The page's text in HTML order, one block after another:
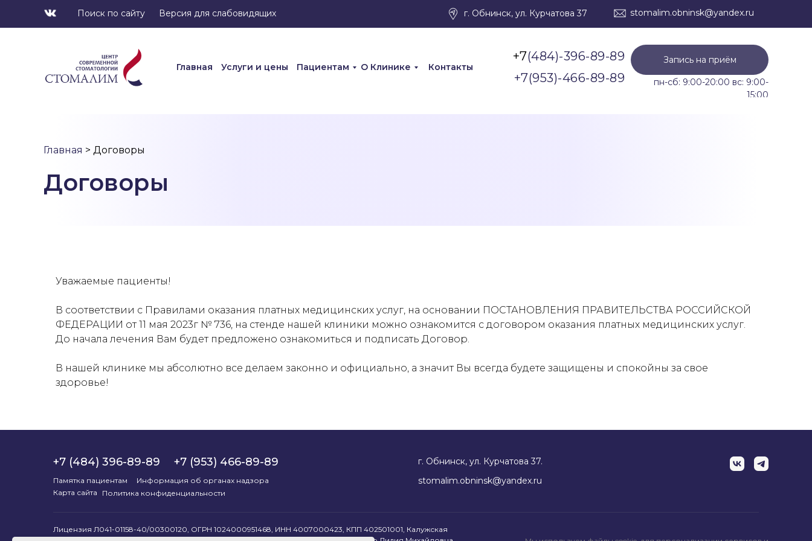
Поиск по сайту Версия для слабовидящих г. Обнинск, ул. Курчатова 37 stomalim.obninsk@yandex.ru
Главная Услуги и цены Пациентам О Клинике Контакты
+7(484)-396-89-89
+7(953)-466-89-89
пн-сб: 9:00-20:00 вс: 9:00-
15:00
Запись на приём
Главная Услуги и цены Пациентам О Клинике Контакты
(484)-396-89-89
Договоры
Главная > Договоры
Уважаемые пациенты!
В соответствии с Правилами оказания платных медицинских услуг, на основании ПОСТАНОВЛЕНИЯ ПРАВИТЕЛЬСТВА РОССИЙСКОЙ
ФЕДЕРАЦИИ от 11 мая 2023г № 736, на стенде нашей клиники можно ознакомится с договором оказания платных медицинских услуг.
До начала лечения Вам будет предложено ознакомиться и подписать Договор.
В нашей клинике мы абсолютно все делаем законно и официально, а значит Вы всегда будете защищены и спокойны за свое
здоровье!
+7 (484) 396-89-89 +7 (953) 466-89-89
Информация об органах надзора
Памятка пациентам
г. Обнинск, ул. Курчатова 37.
stomalim.obninsk@yandex.ru
Карта сайта
Лицензия Л041-01158-40/00300120, ОГРН 1024000951468, ИНН 4007000423, КПП 402501001, Калужская
Политика конфиденциальности